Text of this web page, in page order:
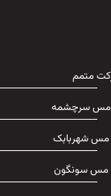
متمم
مس سرچشمه
شهربابک
مس سونگون